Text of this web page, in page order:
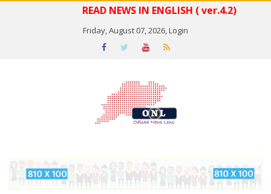
READ NEWS IN ENGLISH ( ver.4.2)
Friday, August 07, 2026,Login